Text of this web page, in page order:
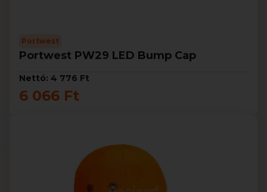
Portwest
Portwest PW29 LED Bump Cap
Nettó: 4 776 Ft
6 066 Ft